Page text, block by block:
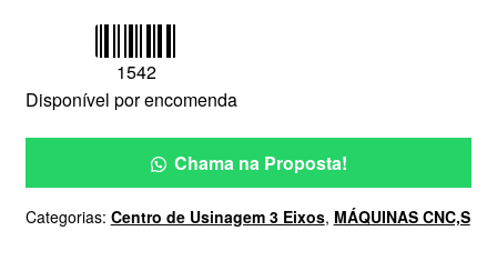
1542
Disponível por encomenda
Chama na Proposta!
Categorias: Centro de Usinagem 3 Eixos, MÁQUINAS CNC,S